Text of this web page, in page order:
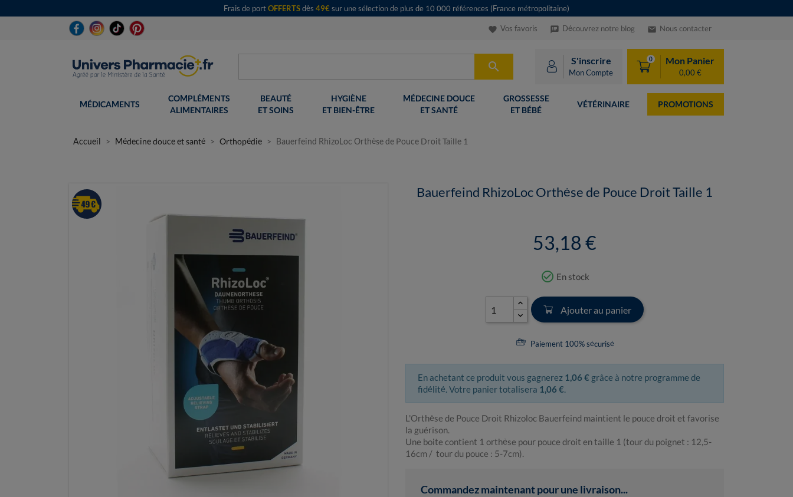
Frais de portOFFERTSdès 49€sur une sélection de plus de 10 000 références (France métropolitaine)
favorite Vos favoris speaker_notes Découvrez notre blog email Nous contacter
 S'inscrire
Mon Compte
0 Mon Panier
0,00 €
MÉDICAMENTS
COMPLÉMENTS
ALIMENTAIRES
BEAUTÉ
ET SOINS
HYGIÈNE
ET BIEN-ÊTRE
MÉDECINE DOUCE
ET SANTÉ
GROSSESSE
ET BÉBÉ
VÉTÉRINAIRE PROMOTIONS
Accueil Médecine douce et santé Orthopédie Bauerfeind RhizoLoc Orthèse de Pouce Droit Taille 1
Bauerfeind RhizoLoc Orthèse de Pouce Droit Taille 1
53,18 €
check_circle_outline En stock
Ajouter au panier
Paiement 100% sécurisé
En achetant ce produit vous gagnerez 1,06 € grâce à notre programme de
fidélité. Votre panier totalisera 1,06 €.
L'Orthèse de Pouce Droit Rhizoloc Bauerfeind maintient le pouce droit et favorise
la guérison.
Une boite contient 1 orthèse pour pouce droit en taille 1 (tour du poignet : 12,5-
16cm / tour du pouce : 5-7cm).
Commandez maintenant pour une livraison...